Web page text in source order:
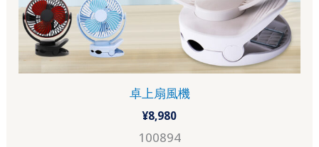
卓上扇風機
¥8,980
100894